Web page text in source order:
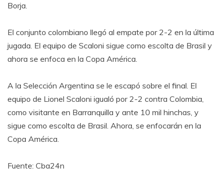
Borja.
El conjunto colombiano llegó al empate por 2-2 en la última
jugada. El equipo de Scaloni sigue como escolta de Brasil y
ahora se enfoca en la Copa América.
A la Selección Argentina se le escapó sobre el final. El
equipo de Lionel Scaloni igualó por 2-2 contra Colombia,
como visitante en Barranquilla y ante 10 mil hinchas, y
sigue como escolta de Brasil. Ahora, se enfocarán en la
Copa América.
Fuente: Cba24n